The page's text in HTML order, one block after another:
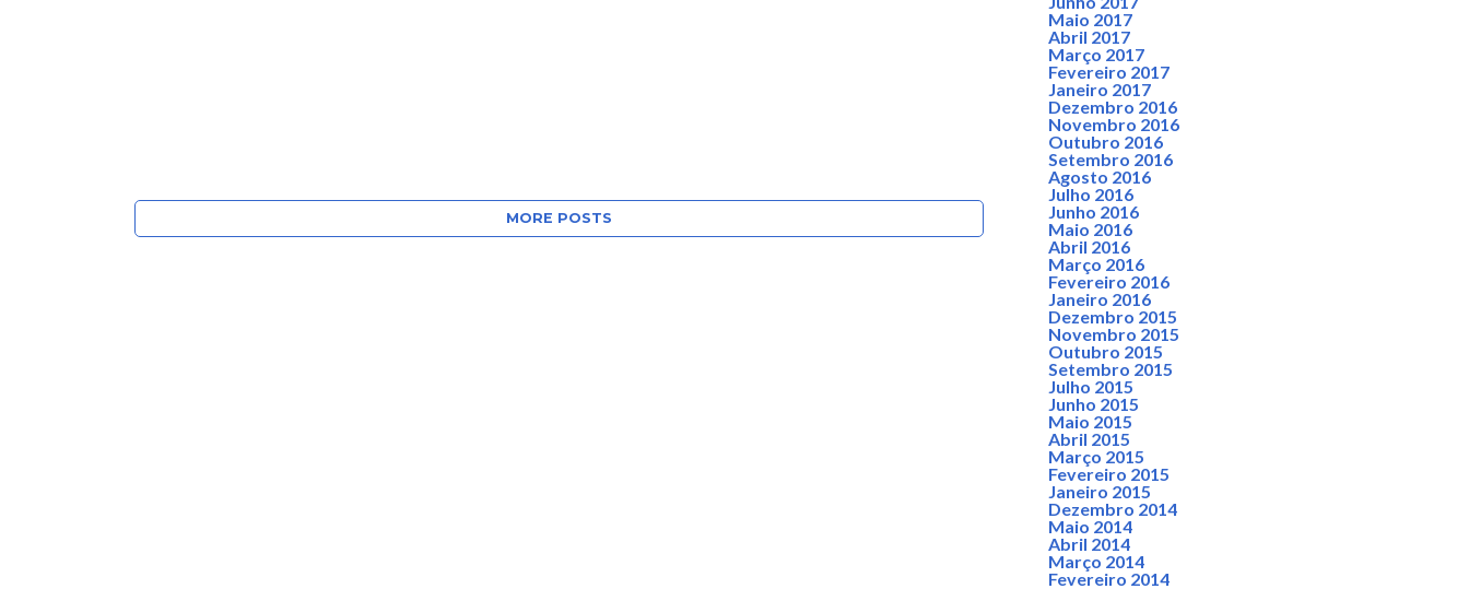
MORE POSTS
Maio 2017
Abril 2017
Março 2017
Fevereiro 2017
Janeiro 2017
Dezembro 2016
Novembro 2016
Outubro 2016
Setembro 2016
Agosto 2016
Julho 2016
Junho 2016
Maio 2016
Abril 2016
Março 2016
Fevereiro 2016
Janeiro 2016
Dezembro 2015
Novembro 2015
Outubro 2015
Setembro 2015
Julho 2015
Junho 2015
Maio 2015
Abril 2015
Março 2015
Fevereiro 2015
Janeiro 2015
Dezembro 2014
Maio 2014
Abril 2014
Março 2014
Fevereiro 2014